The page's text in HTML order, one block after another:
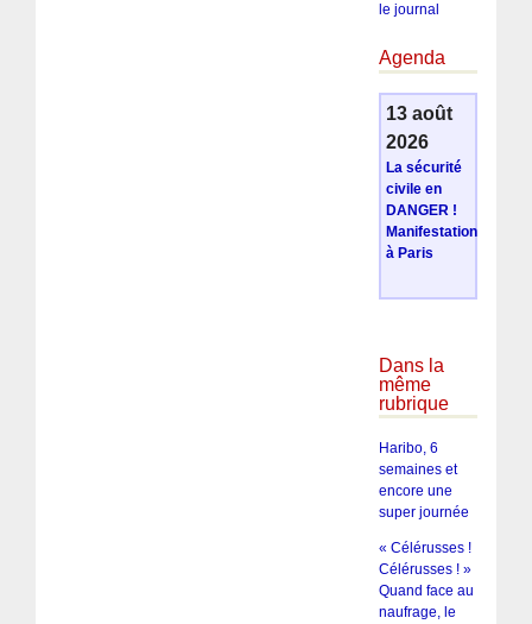
le journal
Agenda
13 août
2026
La sécurité
civile en
DANGER !
Manifestation
à Paris
Dans la
même
rubrique
Haribo, 6
semaines et
encore une
super journée
« Célérusses !
Célérusses ! »
Quand face au
naufrage, le